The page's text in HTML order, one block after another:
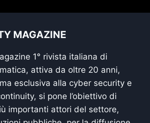
MAGAZINE
1° rivista italiana di
attiva da oltre 20 anni,
esclusiva alla cyber security e
si pone l’obiettivo di
importanti attori del settore,